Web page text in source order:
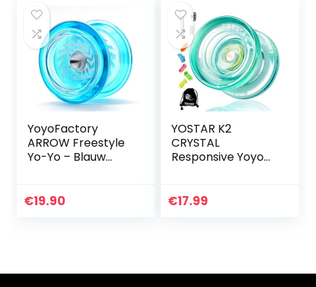
YoyoFactory
ARROW Freestyle
Yo-Yo – Blauw
€19.90
YOSTAR K2
CRYSTAL
Responsive Yoyo
voor beginners,
€17.99